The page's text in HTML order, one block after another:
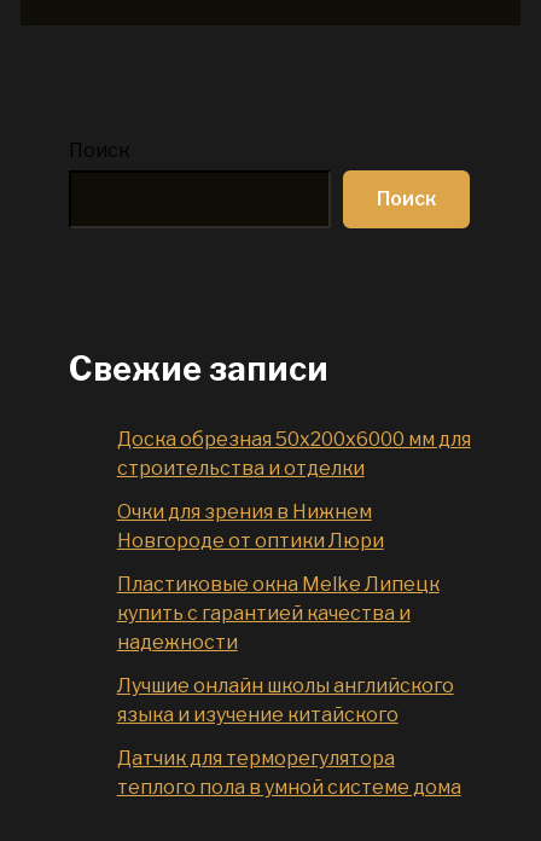
Поиск
Поиск
Свежие записи
Доска обрезная 50x200x6000 мм для
строительства и отделки
Очки для зрения в Нижнем
Новгороде от оптики Люри
Пластиковые окна Melke Липецк
купить с гарантией качества и
надежности
Лучшие онлайн школы английского
языка и изучение китайского
Датчик для терморегулятора
теплого пола в умной системе дома